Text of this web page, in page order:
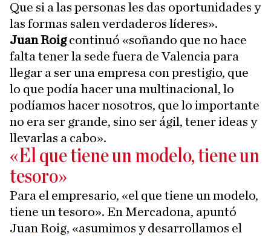
Que si a las personas les das oportunidades y
las formas salen verdaderos líderes».
Juan Roigcontinuó «soñando que no hace
falta tener la sede fuera de Valencia para
llegar a ser una empresa con prestigio, que
lo que podía hacer una multinacional, lo
podíamos hacer nosotros, que lo importante
no era ser grande, sino ser ágil, tener ideas y
llevarlas a cabo».
«El que tiene un modelo, tiene un
tesoro»
Para el empresario, «el que tiene un modelo,
tiene un tesoro». En Mercadona, apuntó
Juan Roig, «asumimos y desarrollamos el